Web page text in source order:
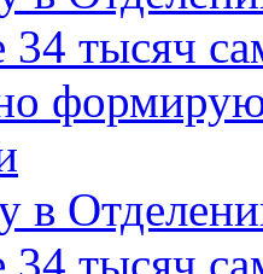
34 тысяч
в
34 тысяч